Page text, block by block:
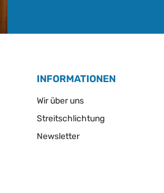
INFORMATIONEN
Wir über uns
Streitschlichtung
Newsletter